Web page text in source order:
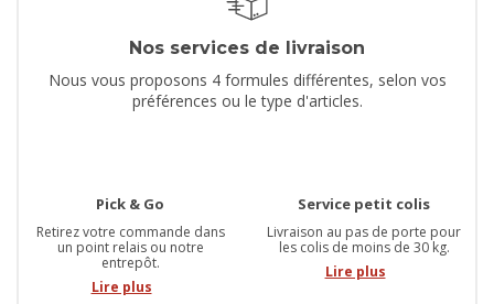
Nos services de livraison
Nous vous proposons 4 formules différentes, selon vos
préférences ou le type d'articles.
Pick & Go
Retirez votre commande dans
un point relais ou notre
entrepôt.
Lire plus
Service petit colis
Livraison au pas de porte pour
les colis de moins de 30 kg.
Lire plus